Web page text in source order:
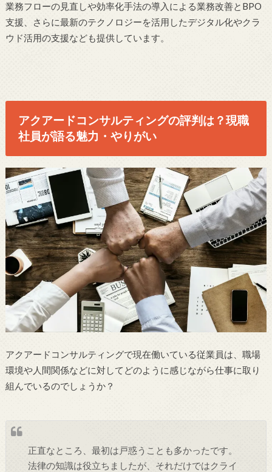
業務フローの見直しや効率化手法の導入による業務改善とBPO
支援、さらに最新のテクノロジーを活用したデジタル化やクラ
ウド活用の支援なども提供しています。
アクアードコンサルティングの評判は？現職
社員が語る魅力・やりがい
アクアードコンサルティングで現在働いている従業員は、職場
環境や人間関係などに対してどのように感じながら仕事に取り
組んでいるのでしょうか？
正直なところ、最初は戸惑うことも多かったです。
法律の知識は役立ちましたが、それだけではクライ